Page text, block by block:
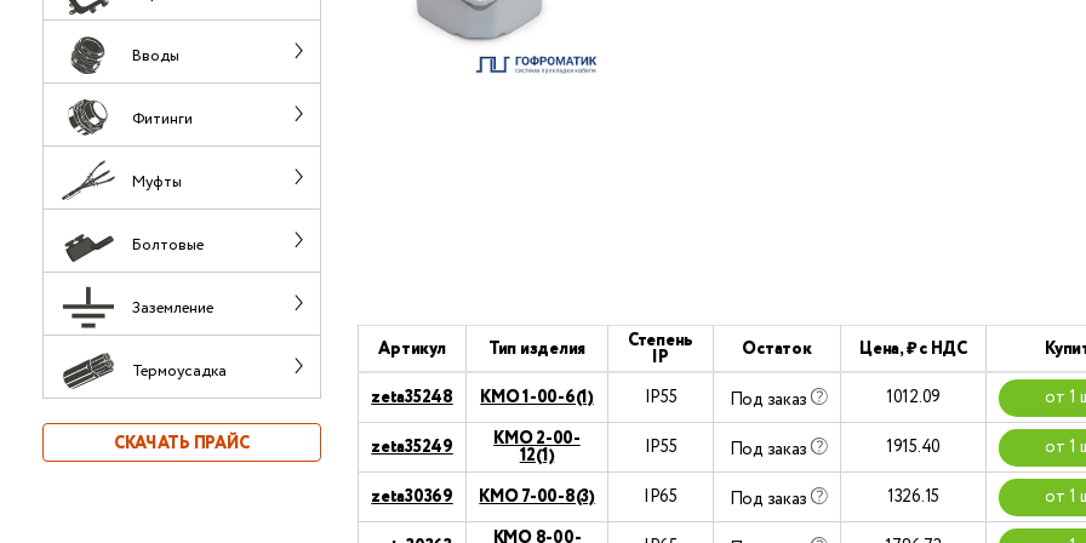
Вводы
Фитинги
Муфты
Болтовые
Заземление
Термоусадка
СКАЧАТЬ ПРАЙС
Артикул Тип изделия Степень
IP Остаток Цена, ₽ с НДС
zeta35248
КМО 1-00-6(1) IP55 Под заказ 1012.09 от 1
zeta35249 КМО 2-00-
12(1) IP55 Под заказ 1915.40 от 1
zeta30369 КМО 7-00-8(3) IP65 Под заказ 1326.15 от 1
КМО 8-00-